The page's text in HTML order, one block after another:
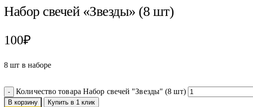
Набор свечей «Звезды» (8 шт)
100₽
8 шт в наборе
Количество товара Набор свечей "Звезды" (8 шт)
В корзину Купить в 1 клик